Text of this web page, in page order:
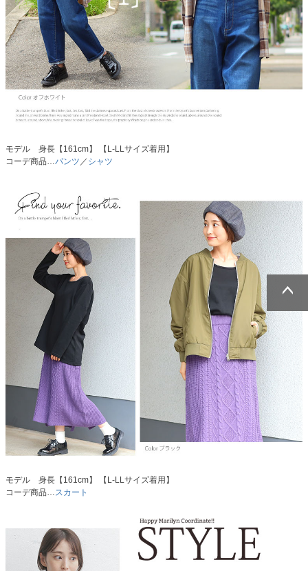
モデル 身長【161cm】 【L-LLサイズ着用】
コーデ商品… パンツ ／ シャツ
モデル 身長【161cm】 【L-LLサイズ着用】
コーデ商品…スカート
ページトッ
プへ
ページトッ
プへ